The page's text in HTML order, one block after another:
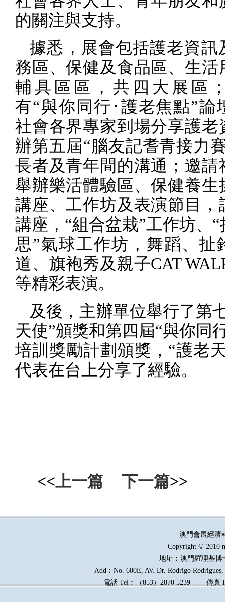
的關注與支持。
據悉，展會包括護老資訊
務區、保健及食品區、生活
輔具區區，共四大展區
有“與你同行･護老焦點”論
社會各界專家到場分享護老
辦第五屆“腦友記耆青接力
長者及青年間的溝通；邀請
舉辦樂活體驗區、保健養生
講座、工作坊及表演節目，
講座，“組合盆栽”工作坊、
思”氣球工作坊，舞蹈、扯
道、旗袍秀及親子CAT
等精彩表演。
及後，主辦單位舉行了第
天使”頒獎和第四屆“與你同
培訓獎勵計劃頒獎，“護老
代表在台上分享了經驗。
<<上一篇 下一篇>>
澳門會展經
Copyright © 2010
地址︰澳門羅理基博
Add︰No. 600E, AV. Dr. Rodrigo
電話 Tel︰（853）2870 5239傳真